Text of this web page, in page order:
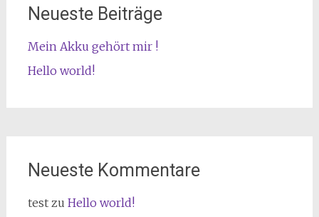
Neueste Beiträge
Mein Akku gehört mir !
Hello world!
Neueste Kommentare
testzu Hello world!